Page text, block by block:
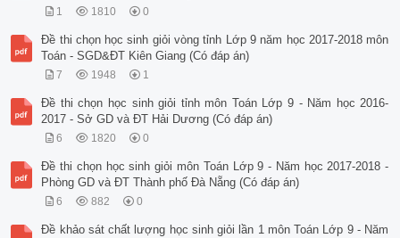
1 1810 0
Đề thi chọn học sinh giỏi vòng tỉnh Lớp 9 năm học 2017-2018 môn
Toán - SGD&ĐT Kiên Giang (Có đáp án)
7 1948 1
Đề thi chọn học sinh giỏi tỉnh môn Toán Lớp 9 - Năm học 2016-
2017 - Sở GD và ĐT Hải Dương (Có đáp án)
6 1820 0
Đề thi chọn học sinh giỏi môn Toán Lớp 9 - Năm học 2017-2018 -
Phòng GD và ĐT Thành phố Đà Nẵng (Có đáp án)
6 882 0
Đề khảo sát chất lượng học sinh giỏi lần 1 môn Toán Lớp 9 - Năm